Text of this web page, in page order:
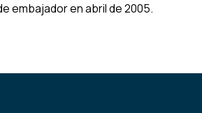
embajador en abril de 2005.